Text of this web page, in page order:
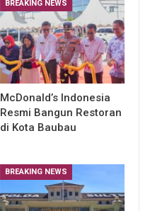
BREAKING NEWS
McDonald’s Indonesia
Resmi Bangun Restoran
di Kota Baubau
BREAKING NEWS